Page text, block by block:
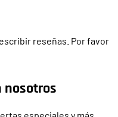
reseñas. Por favor
nosotros
especiales y más.